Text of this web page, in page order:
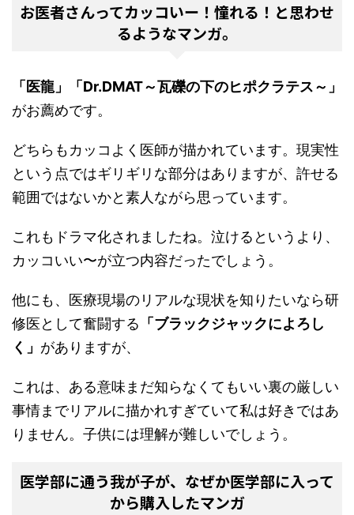
お医者さんってカッコいー！憧れる！と思わせ
るようなマンガ。
「医龍」「Dr.DMAT～瓦礫の下のヒポクラテス～」
がお薦めです。
どちらもカッコよく医師が描かれています。現実性
という点ではギリギリな部分はありますが、許せる
範囲ではないかと素人ながら思っています。
これもドラマ化されましたね。泣けるというより、
カッコいい〜が立つ内容だったでしょう。
他にも、医療現場のリアルな現状を知りたいなら研
修医として奮闘する 「ブラックジャックによろし
く」 がありますが、
これは、ある意味まだ知らなくてもいい裏の厳しい
事情までリアルに描かれすぎていて私は好きではあ
りません。子供には理解が難しいでしょう。
医学部に通う我が子が、なぜか医学部に入って
から購入したマンガ